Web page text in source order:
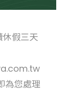
假三天
為您處理